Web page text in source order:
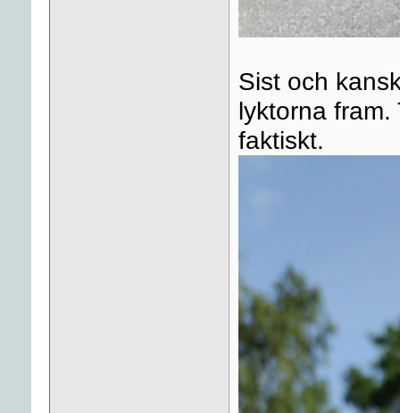
Sist och
lyktorna
faktiskt.